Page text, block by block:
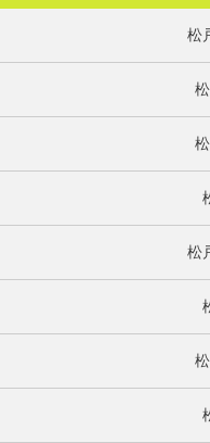
松
松